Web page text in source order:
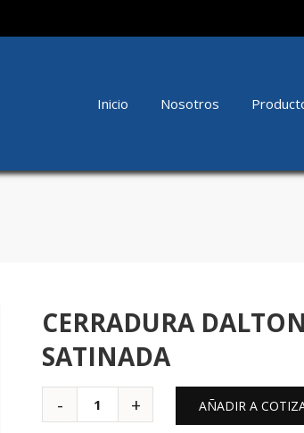
Inicio Nosotros
CERRADURA
SATINADA
AÑADIR A